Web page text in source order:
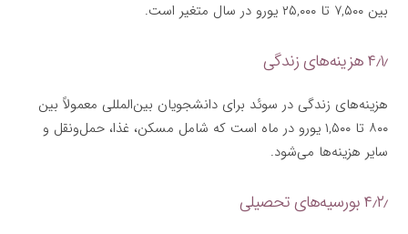
بین ۷,۵۰۰ تا ۲۵,۰۰۰ یورو در سال متغیر است.
۴٫۱٫ هزینه‌های زندگی
هزینه‌های زندگی در سوئد برای دانشجویان بین‌المللی معمولاً بین
۸۰۰ تا ۱,۵۰۰ یورو در ماه است که شامل مسکن، غذا، حمل‌ونقل و
سایر هزینه‌ها می‌شود.
۴٫۲٫ بورسیه‌های تحصیلی